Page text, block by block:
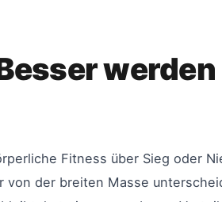
werden
Fitness über Sieg oder
der breiten Masse